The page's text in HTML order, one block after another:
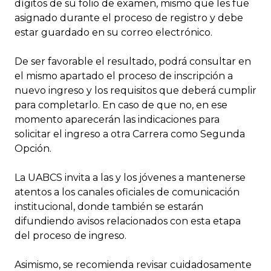
dígitos de su folio de examen, mismo que les fue
asignado durante el proceso de registro y debe
estar guardado en su correo electrónico.
De ser favorable el resultado, podrá consultar en
el mismo apartado el proceso de inscripción a
nuevo ingreso y los requisitos que deberá cumplir
para completarlo. En caso de que no, en ese
momento aparecerán las indicaciones para
solicitar el ingreso a otra Carrera como Segunda
Opción.
La UABCS invita a las y los jóvenes a mantenerse
atentos a los canales oficiales de comunicación
institucional, donde también se estarán
difundiendo avisos relacionados con esta etapa
del proceso de ingreso.
Asimismo, se recomienda revisar cuidadosamente